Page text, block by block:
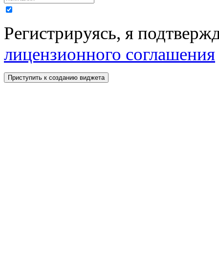
Регистрируясь, я
лицензионного соглашения